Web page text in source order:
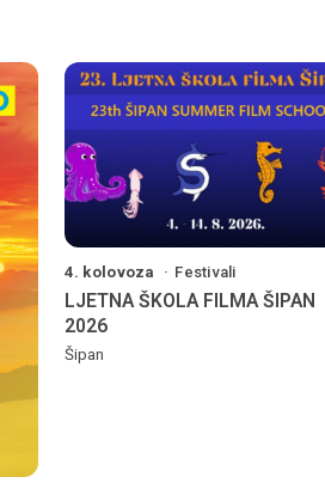
4. kolovoza Festivali
LJETNA ŠKOLA FILMA ŠIPAN
2026
Šipan